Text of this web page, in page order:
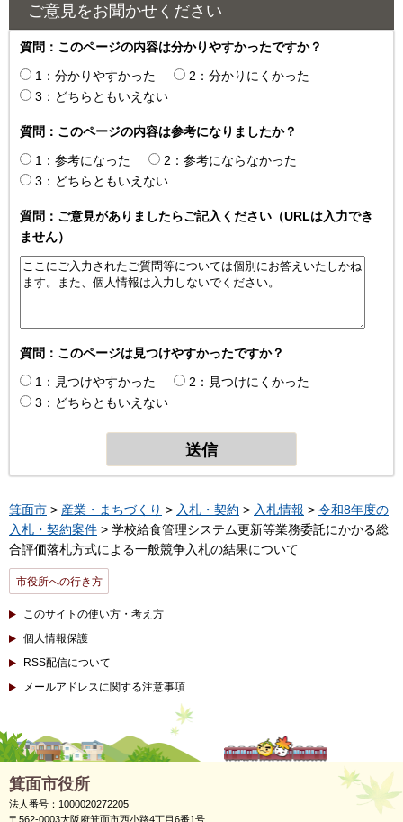
ご意見をお聞かせください
質問：このページの内容は分かりやすかったですか？
1：分かりやすかった
2：分かりにくかった
3：どちらともいえない
質問：このページの内容は参考になりましたか？
1：参考になった
2：参考にならなかった
3：どちらともいえない
質問：ご意見がありましたらご記入ください（URLは入力でき
ません）
質問：このページは見つけやすかったですか？
1：見つけやすかった
2：見つけにくかった
3：どちらともいえない
箕面市 > 産業・まちづくり > 入札・契約 > 入札情報 > 令和8年度の
入札・契約案件 > 学校給食管理システム更新等業務委託にかかる総
合評価落札方式による一般競争入札の結果について
市役所への行き方
このサイトの使い方・考え方
個人情報保護
RSS配信について
メールアドレスに関する注意事項
箕面市役所
法人番号：1000020272205
〒562-0003大阪府箕面市西小路4丁目6番1号